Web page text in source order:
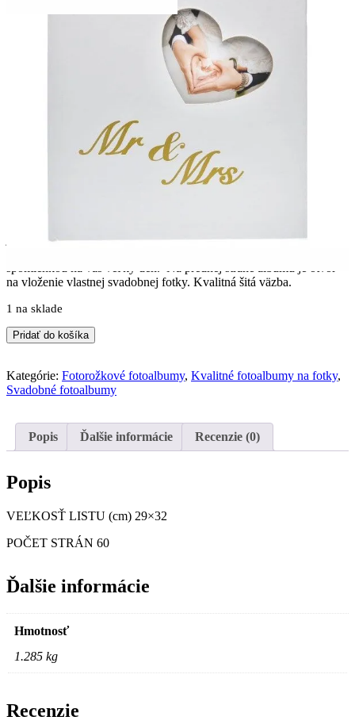
Svadobný fotoalbum MR. &
MRS. WHITE fotorožkový
Svadobný fotorožkový album so 60 stranami na rôzne veľkosti
jednom mieste. Ak k fotkám svadobných hostí pridáte krátke odkazy
na vloženie vlastnej svadobnej fotky. Kvalitná šitá väzba.
1 na sklade
Pridať do košíka
Kategórie: Fotorožkové fotoalbumy, Kvalitné fotoalbumy na fotky,
Svadobné fotoalbumy
Popis Ďalšie informácie Recenzie (0)
Popis
VEĽKOSŤ LISTU (cm) 29×32
POČET STRÁN 60
Ďalšie informácie
Hmotnosť
1.285 kg
Recenzie